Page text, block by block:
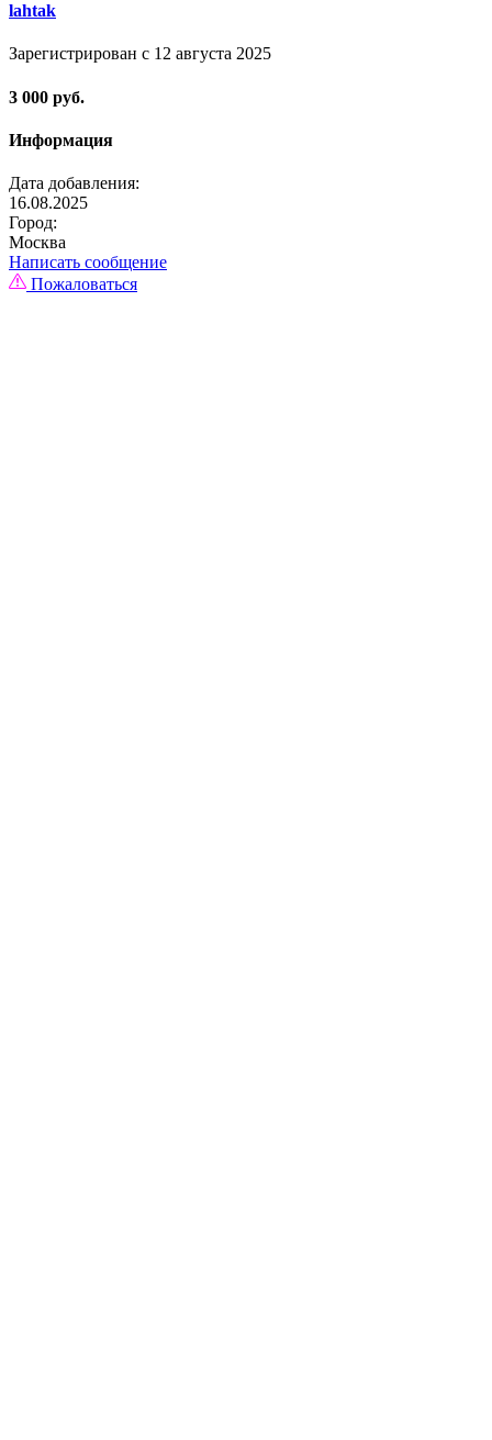
lahtak
Зарегистрирован с 12 августа 2025
3 000 руб.
Информация
Дата добавления:
16.08.2025
Город:
Москва
Написать сообщение
Пожаловаться